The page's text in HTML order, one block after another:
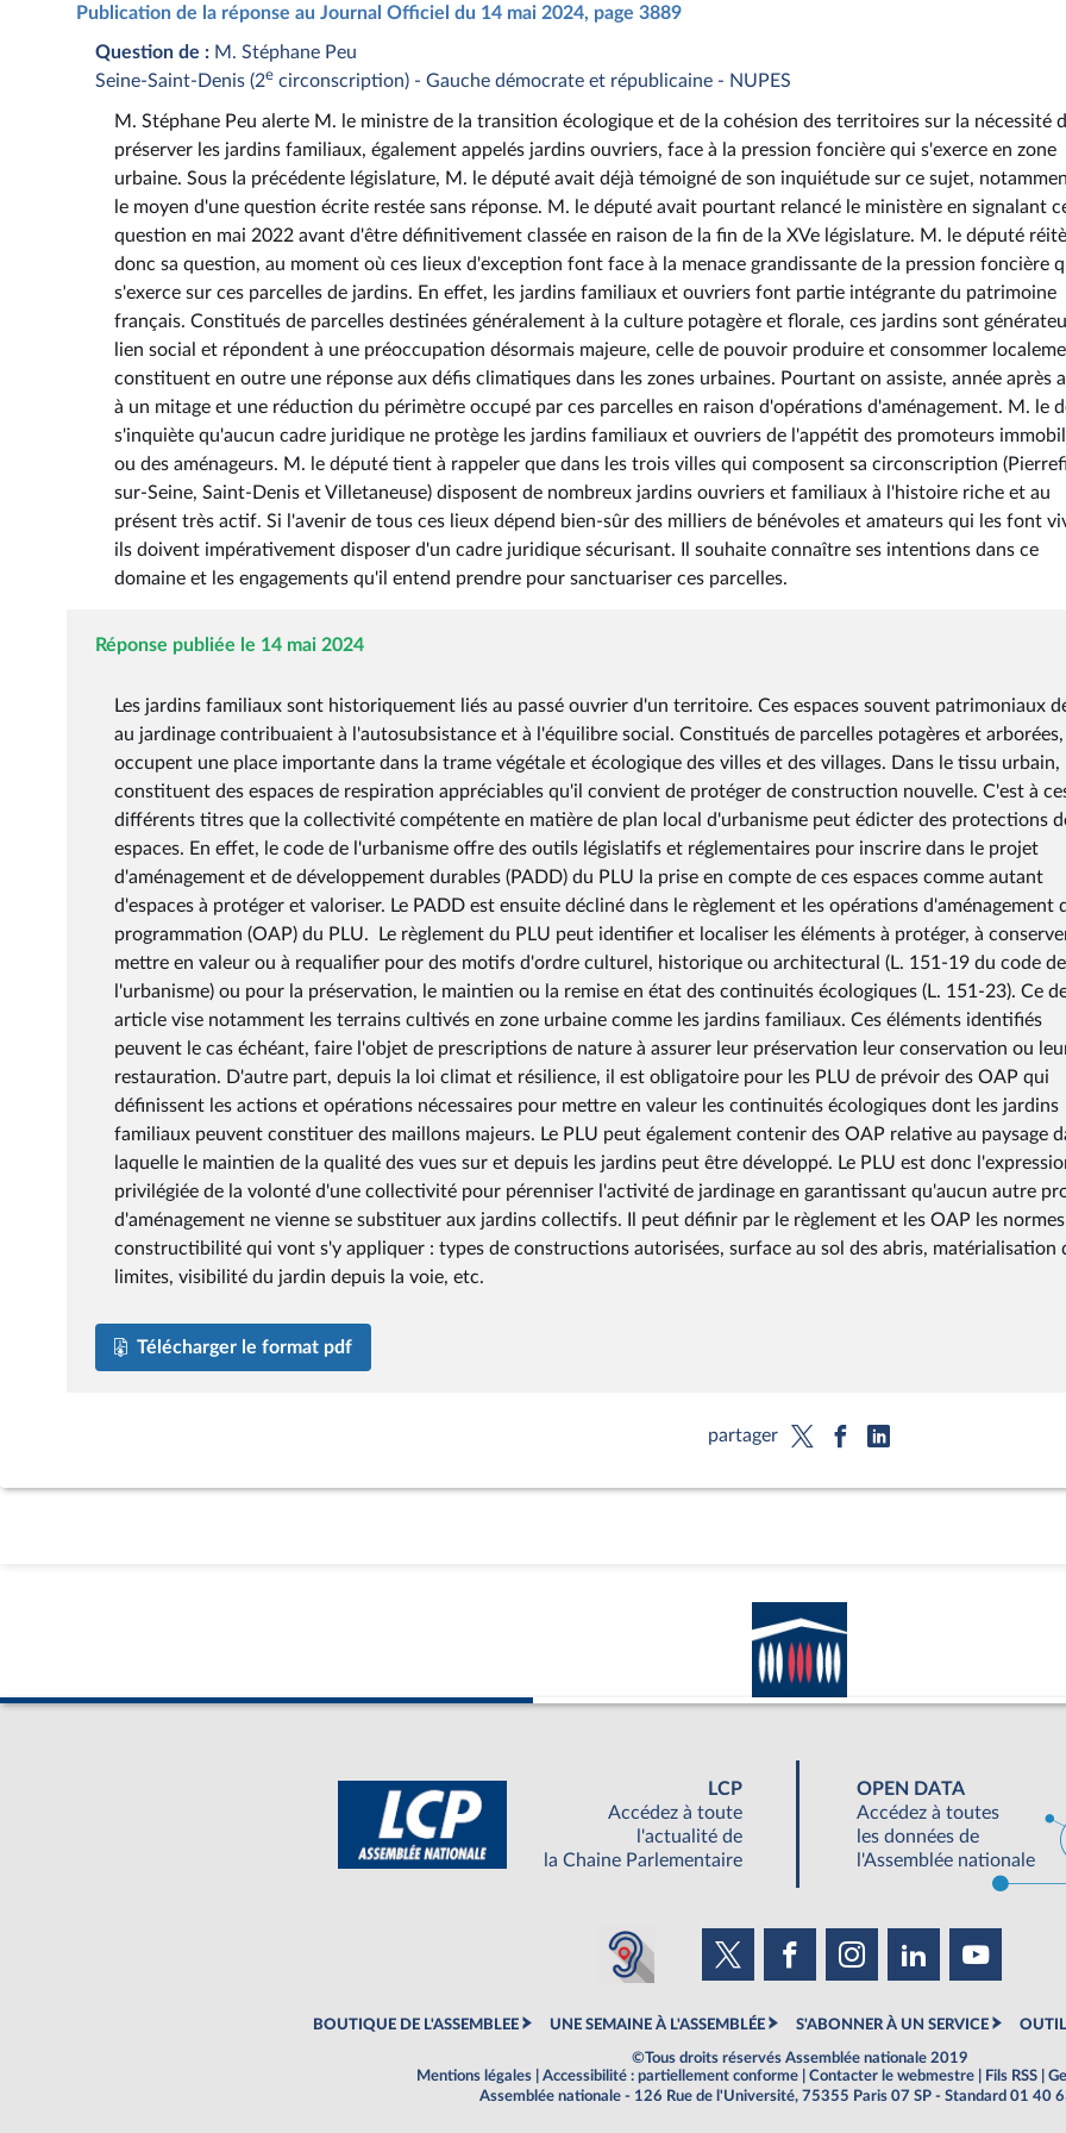
Publication de la réponse au Journal Officiel du 14 mai 2024, page 3889
Question de : M. Stéphane Peu
Seine-Saint-Denis (2e circonscription) - Gauche démocrate et républicaine - NUPES
M. Stéphane Peu alerte M. le ministre de la transition écologique et de la cohésion des territoires sur la nécessité
préserver les jardins familiaux, également appelés jardins ouvriers, face à la pression foncière qui s'exerce en zone
urbaine. Sous la précédente législature, M. le député avait déjà témoigné de son inquiétude sur ce sujet,
le moyen d'une question écrite restée sans réponse. M. le député avait pourtant relancé le ministère en signalant
question en mai 2022 avant d'être définitivement classée en raison de la fin de la XVe législature. M. le député
donc sa question, au moment où ces lieux d'exception font face à la menace grandissante de la pression foncière
s'exerce sur ces parcelles de jardins. En effet, les jardins familiaux et ouvriers font partie intégrante du patrimoine
français. Constitués de parcelles destinées généralement à la culture potagère et florale, ces jardins sont
lien social et répondent à une préoccupation désormais majeure, celle de pouvoir produire et consommer
constituent en outre une réponse aux défis climatiques dans les zones urbaines. Pourtant on assiste, année après
à un mitage et une réduction du périmètre occupé par ces parcelles en raison d'opérations d'aménagement. M. le
s'inquiète qu'aucun cadre juridique ne protège les jardins familiaux et ouvriers de l'appétit des promoteurs
ou des aménageurs. M. le député tient à rappeler que dans les trois villes qui composent sa circonscription
sur-Seine, Saint-Denis et Villetaneuse) disposent de nombreux jardins ouvriers et familiaux à l'histoire riche et au
présent très actif. Si l'avenir de tous ces lieux dépend bien-sûr des milliers de bénévoles et amateurs qui les font
ils doivent impérativement disposer d'un cadre juridique sécurisant. Il souhaite connaître ses intentions dans ce
domaine et les engagements qu'il entend prendre pour sanctuariser ces parcelles.
Réponse publiée le 14 mai 2024
Les jardins familiaux sont historiquement liés au passé ouvrier d'un territoire. Ces espaces souvent patrimoniaux
au jardinage contribuaient à l'autosubsistance et à l'équilibre social. Constitués de parcelles potagères et
occupent une place importante dans la trame végétale et écologique des villes et des villages. Dans le tissu urbain,
constituent des espaces de respiration appréciables qu'il convient de protéger de construction nouvelle. C'est à
différents titres que la collectivité compétente en matière de plan local d'urbanisme peut édicter des protections
espaces. En effet, le code de l'urbanisme offre des outils législatifs et réglementaires pour inscrire dans le projet
d'aménagement et de développement durables (PADD) du PLU la prise en compte de ces espaces comme autant
d'espaces à protéger et valoriser. Le PADD est ensuite décliné dans le règlement et les opérations d'aménagement
programmation (OAP) du PLU. Le règlement du PLU peut identifier et localiser les éléments à protéger, à
mettre en valeur ou à requalifier pour des motifs d'ordre culturel, historique ou architectural (L. 151-19 du code de
l'urbanisme) ou pour la préservation, le maintien ou la remise en état des continuités écologiques (L. 151-23). Ce
article vise notamment les terrains cultivés en zone urbaine comme les jardins familiaux. Ces éléments identifiés
peuvent le cas échéant, faire l'objet de prescriptions de nature à assurer leur préservation leur conservation ou
restauration. D'autre part, depuis la loi climat et résilience, il est obligatoire pour les PLU de prévoir des OAP qui
définissent les actions et opérations nécessaires pour mettre en valeur les continuités écologiques dont les jardins
familiaux peuvent constituer des maillons majeurs. Le PLU peut également contenir des OAP relative au paysage
laquelle le maintien de la qualité des vues sur et depuis les jardins peut être développé. Le PLU est donc
privilégiée de la volonté d'une collectivité pour pérenniser l'activité de jardinage en garantissant qu'aucun autre
d'aménagement ne vienne se substituer aux jardins collectifs. Il peut définir par le règlement et les OAP les
constructibilité qui vont s'y appliquer : types de constructions autorisées, surface au sol des abris, matérialisation
limites, visibilité du jardin depuis la voie, etc.
Télécharger le format pdf
partager
LCP
Accédez à toute
l'actualité de
la Chaine Parlementaire
OPEN DATA
Accédez à toutes
les données de
l'Assemblée nationale
BOUTIQUE DE L'ASSEMBLEE UNE SEMAINE À L'ASSEMBLÉE S'ABONNER À UN SERVICE
©Tous droits réservés Assemblée nationale 2019
Mentions légales
Accessibilité : partiellement conforme Contacter le webmestre Fils RSS
Assemblée nationale - 126 Rue de l'Université, 75355 Paris 07 SP - Standard 01 40